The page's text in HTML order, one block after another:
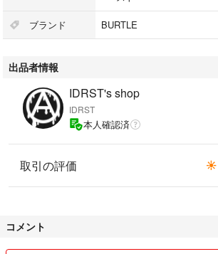
ブランド BURTLE
出品者情報
IDRST's shop
IDRST
本人確認済
取引の評価
コメント